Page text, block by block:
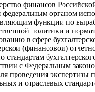
финансов
федеральным органом
функции по
политики и
в сфере
(финансовой)
стандартам
с Федеральным
проведения экспертизы
и отраслевых